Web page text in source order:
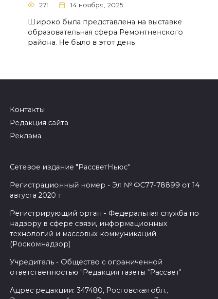
271 14 ноября, 2025
Широко была представлена на выставке
образовательная сфера Ремонтненского
района. Не было в этот день
Контакты
Редакция сайта
Реклама
Сетевое издание "РассветНьюс"
Регистрационный номер - Эл № ФС77-78899 от 14
августа 2020 г.
Регистрирующий орган - Федеральная служба по
надзору в сфере связи, информационных
технологий и массовых коммуникаций
(Роскомнадзор)
Учредитель - Общество с ограниченной
ответственностью "Редакция газеты "Рассвет"
Адрес редакции: 347480, Ростовская обл.,